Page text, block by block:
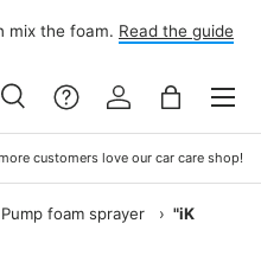
mix the foam. Read the guide
Search Log inBag
Menu
customers love our car care shop!
Pump foam sprayer › "iK